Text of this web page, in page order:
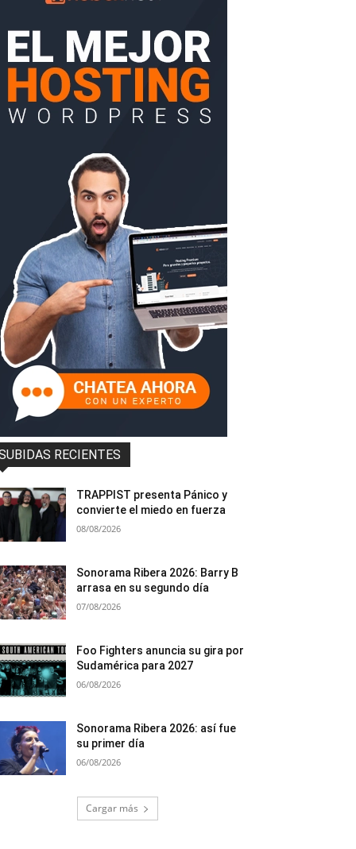
RECIENTES
TRAPPIST presenta Pánico y
convierte el miedo en fuerza
08/08/2026
Sonorama Ribera 2026: Barry B
arrasa en su segundo día
07/08/2026
Foo Fighters anuncia su gira por
Sudamérica para 2027
06/08/2026
Sonorama Ribera 2026: así fue
su primer día
06/08/2026
Cargar más